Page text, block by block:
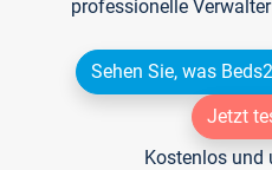
professionelle
Sehen Sie, was
Jetzt
Kostenlos und